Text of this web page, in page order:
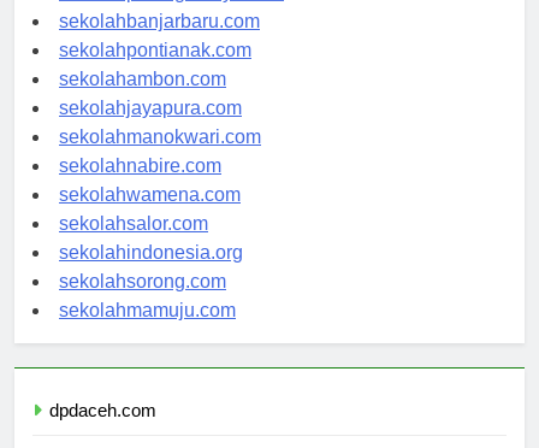
sekolahpalangkaraya.com
sekolahbanjarbaru.com
sekolahpontianak.com
sekolahambon.com
sekolahjayapura.com
sekolahmanokwari.com
sekolahnabire.com
sekolahwamena.com
sekolahsalor.com
sekolahindonesia.org
sekolahsorong.com